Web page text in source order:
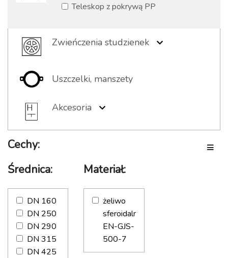
Teleskop z pokrywą PP
Zwieńczenia studzienek
Elementy kompozytowe
Uszczelki, manszety
Akcesoria
Taśmy
Zawór odpowietrzający
Cechy:
Średnica:
DN 160
DN 250
DN 290
DN 315
DN 425
Materiał:
żeliwo
sferoidalne
EN-GJS-
500-7